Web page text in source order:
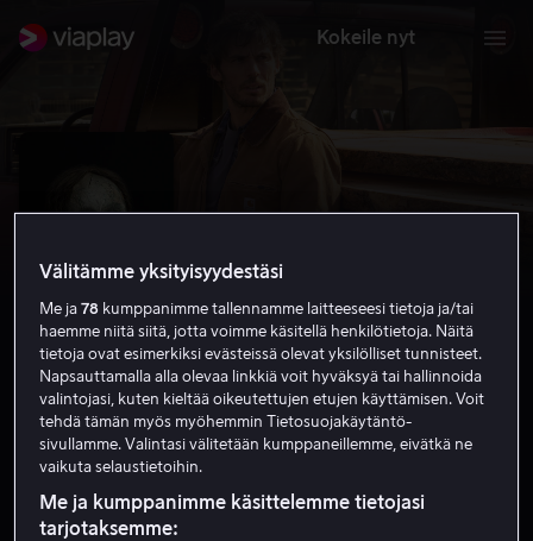
Kokeile nyt
Bagman
4.7 Kauhu 2024
UHD
Välitämme yksityisyydestäsi
Me ja78 kumppanimme tallennamme laitteeseesi tietoja ja/tai
haemme niitä siitä, jotta voimme käsitellä henkilötietoja. Näitä
tietoja ovat esimerkiksi evästeissä olevat yksilölliset tunnisteet.
Napsauttamalla alla olevaa linkkiä voit hyväksyä tai hallinnoida
valintojasi, kuten kieltää oikeutettujen etujen käyttämisen. Voit
tehdä tämän myös myöhemmin Tietosuojakäytäntö-
sivullamme. Valintasi välitetään kumppaneillemme, eivätkä ne
vaikuta selaustietoihin.
Me ja kumppanimme käsittelemme tietojasi
tarjotaksemme: